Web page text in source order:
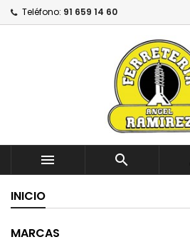
Teléfono: 91 659 14 60
 
INICIO
MARCAS